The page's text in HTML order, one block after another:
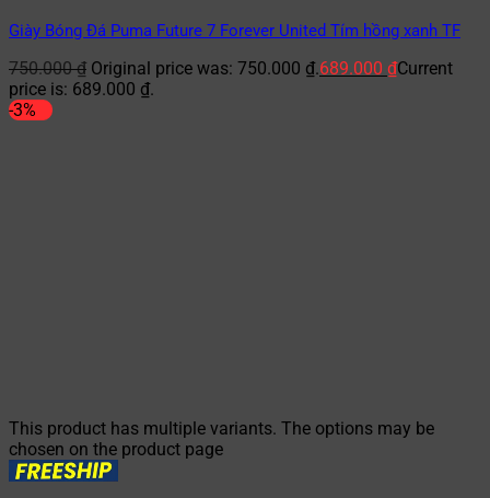
Giày Bóng Đá Puma Future 7 Forever United Tím hồng xanh TF
750.000₫ Original price was: 750.000 ₫.689.000 ₫Current
price is: 689.000 ₫.
-3%
This product has multiple variants. The options may be
chosen on the product page